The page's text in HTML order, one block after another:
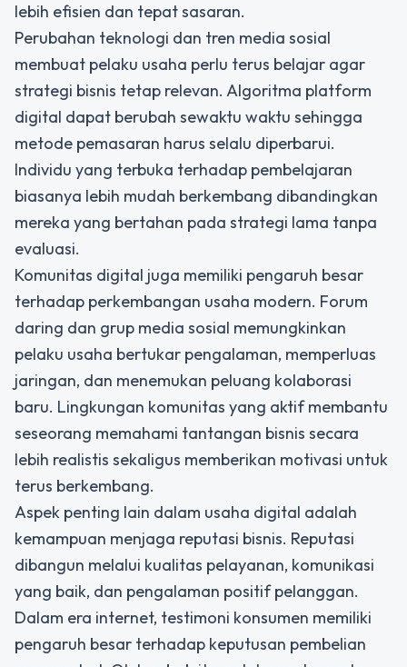
lebih efisien dan tepat sasaran.
Perubahan teknologi dan tren media sosial
membuat pelaku usaha perlu terus belajar agar
strategi bisnis tetap relevan. Algoritma platform
digital dapat berubah sewaktu waktu sehingga
metode pemasaran harus selalu diperbarui.
Individu yang terbuka terhadap pembelajaran
biasanya lebih mudah berkembang dibandingkan
mereka yang bertahan pada strategi lama tanpa
evaluasi.
Komunitas digital juga memiliki pengaruh besar
terhadap perkembangan usaha modern. Forum
daring dan grup media sosial memungkinkan
pelaku usaha bertukar pengalaman, memperluas
jaringan, dan menemukan peluang kolaborasi
baru. Lingkungan komunitas yang aktif membantu
seseorang memahami tantangan bisnis secara
lebih realistis sekaligus memberikan motivasi untuk
terus berkembang.
Aspek penting lain dalam usaha digital adalah
kemampuan menjaga reputasi bisnis. Reputasi
dibangun melalui kualitas pelayanan, komunikasi
yang baik, dan pengalaman positif pelanggan.
Dalam era internet, testimoni konsumen memiliki
pengaruh besar terhadap keputusan pembelian